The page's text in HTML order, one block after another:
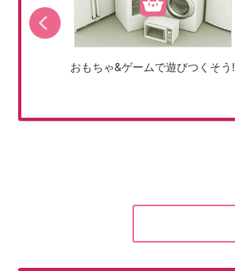
おもちゃ&ゲームで遊びつくそう!